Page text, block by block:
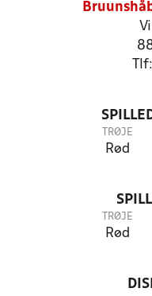
TRØJE
Rød
TRØJE
Rød